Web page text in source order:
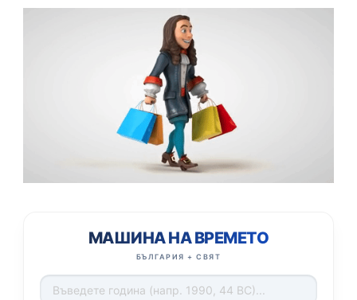
МАШИНА НА ВРЕМЕТО
БЪЛГАРИЯ + СВЯТ